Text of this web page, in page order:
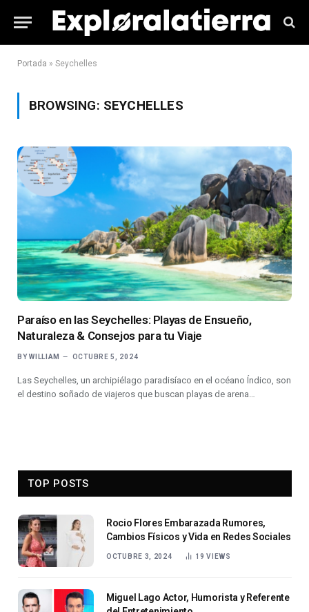
Portada » Seychelles
BROWSING: SEYCHELLES
Paraíso en las Seychelles: Playas de Ensueño,
Naturaleza & Consejos para tu Viaje
BY WILLIAM OCTUBRE 5, 2024
Las Seychelles, un archipiélago paradisíaco en el océano Índico, son
el destino soñado de viajeros que buscan playas de arena…
TOP POSTS
Rocio Flores Embarazada Rumores,
Cambios Físicos y Vida en Redes Sociales
OCTUBRE 3, 2024 19VIEWS
Miguel Lago Actor, Humorista y Referente